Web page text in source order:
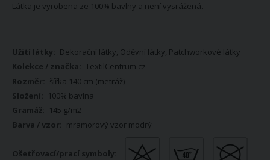
Látka je vyrobena ze 100% bavlny a není vysrážená.
Více
informací
Dekorační látky, Oděvní látky, Patchworkové látky
TextilCentrum.cz
šířka 140 cm (metráž)
100% bavlna
145 g/m2
mramorový vzor modrý